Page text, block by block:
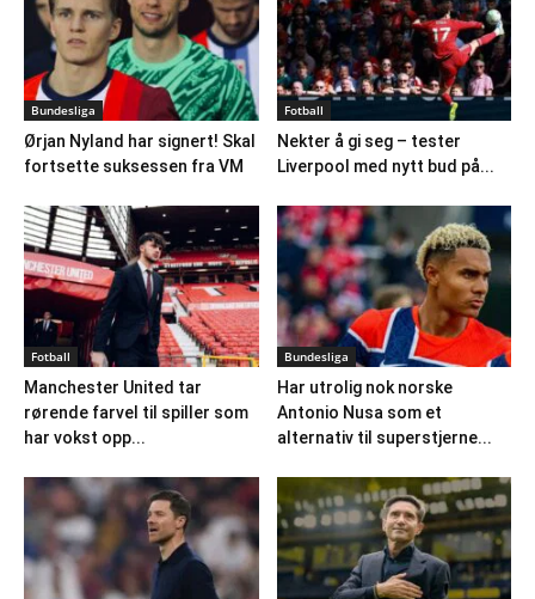
Bundesliga
Ørjan Nyland har signert! Skal
fortsette suksessen fra VM
Fotball
Nekter å gi seg – tester
Liverpool med nytt bud på...
Fotball
Manchester United tar
rørende farvel til spiller som
har vokst opp...
Bundesliga
Har utrolig nok norske
Antonio Nusa som et
alternativ til superstjerne...